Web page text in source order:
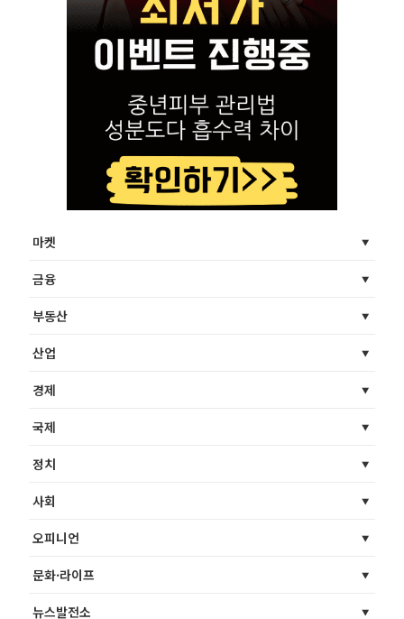
마켓
금융
부동산
산업
경제
국제
정치
사회
오피니언
문화·라이프
뉴스발전소